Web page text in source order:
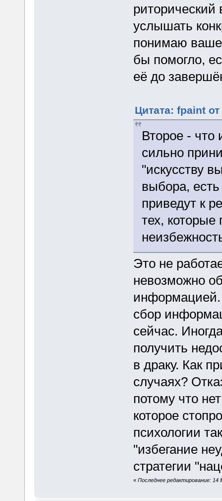
риторический
услышать
понимаю
бы помогло,
её до
Цитата: fpaint
Второе - что
сильно
"искусству
выбора,
приведут к
тех, которые
Это не
невозможно
информацией.
сбор
сейчас.
получить
в драку. Как
случаях?
потому что
которое
психологии
"избегание
стратегии
« Последнее редактирование: